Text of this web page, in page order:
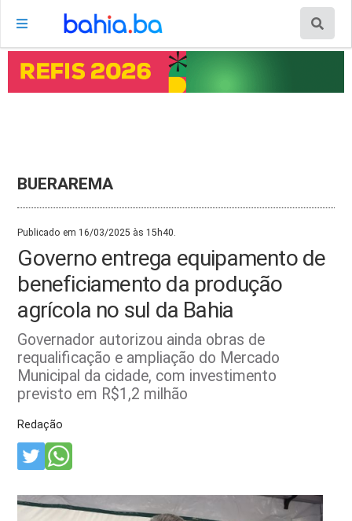
BUERAREMA
Publicado em 16/03/2025 às 15h40.
Governo entrega equipamento de
beneficiamento da produção
agrícola no sul da Bahia
Governador autorizou ainda obras de
requalificação e ampliação do Mercado
Municipal da cidade, com investimento
previsto em R$1,2 milhão
Redação